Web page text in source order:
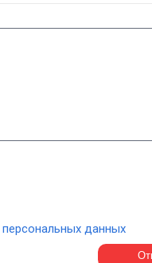
персональных данных